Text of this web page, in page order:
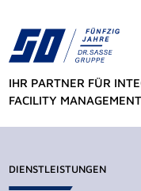
IHR PARTNER FÜR
FACILITY
DIENSTLEISTUNGEN